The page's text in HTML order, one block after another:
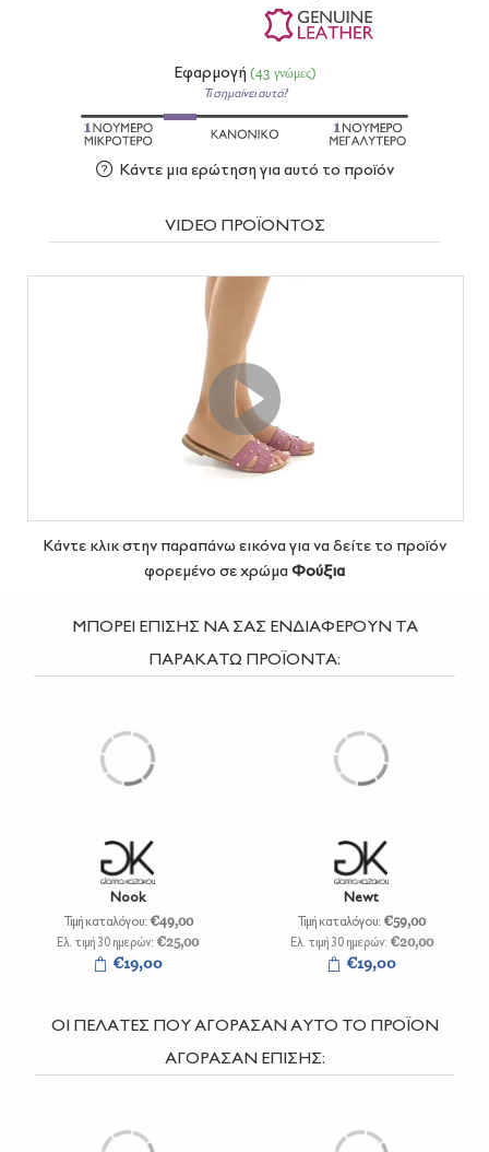
Εφαρμογή (43 γνώμες)
Τι σημαίνει αυτό?
Κάντε μια ερώτηση για αυτό το προϊόν
VIDEO ΠΡΟΪΟΝΤΟΣ
Κάντε κλικ στην παραπάνω εικόνα για να δείτε το προϊόν
φορεμένο σε χρώμα Φούξια
ΜΠΟΡΕΙ ΕΠΙΣΗΣ ΝΑ ΣΑΣ ΕΝΔΙΑΦΕΡΟΥΝ ΤΑ
ΠΑΡΑΚΑΤΩ ΠΡΟΪΟΝΤΑ:
Nook
Τιμή καταλόγου: €49,00
Ελ. τιμή 30 ημερών: €25,00
€19,00
Newt
Τιμή καταλόγου: €59,00
Ελ. τιμή 30 ημερών: €20,00
€19,00
ΟΙ ΠΕΛΑΤΕΣ ΠΟΥ ΑΓΟΡΑΣΑΝ ΑΥΤΟ ΤΟ ΠΡΟΪΟΝ
ΑΓΟΡΑΣΑΝ ΕΠΙΣΗΣ: